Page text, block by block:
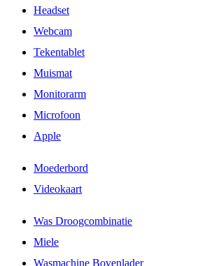
Headset
Webcam
Tekentablet
Muismat
Monitorarm
Microfoon
Apple
Moederbord
Videokaart
Was Droogcombinatie
Miele
Wasmachine Bovenlader